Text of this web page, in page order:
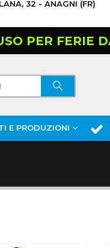
32 - ANAGNI (FR)
PER FERIE
E PRODUZIONI